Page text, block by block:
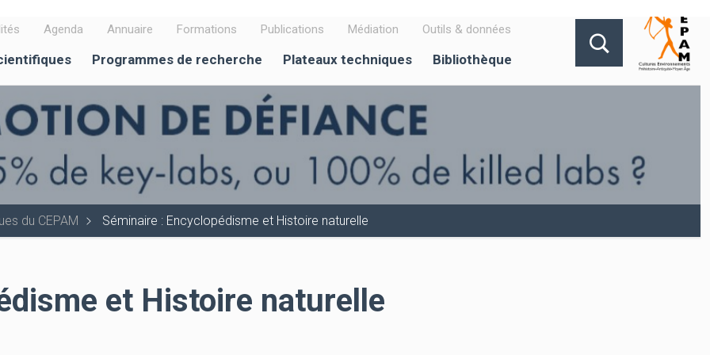
Agenda Annuaire Formations Publications Médiation Outils & données
Programmes de recherche Plateaux techniques Bibliothèque
du CEPAM Séminaire : Encyclopédisme et Histoire naturelle
et Histoire naturelle